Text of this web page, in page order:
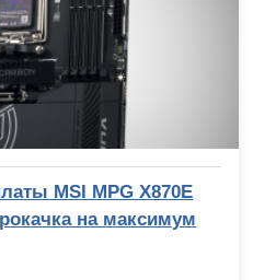
MSI MPG X870E
на максимум